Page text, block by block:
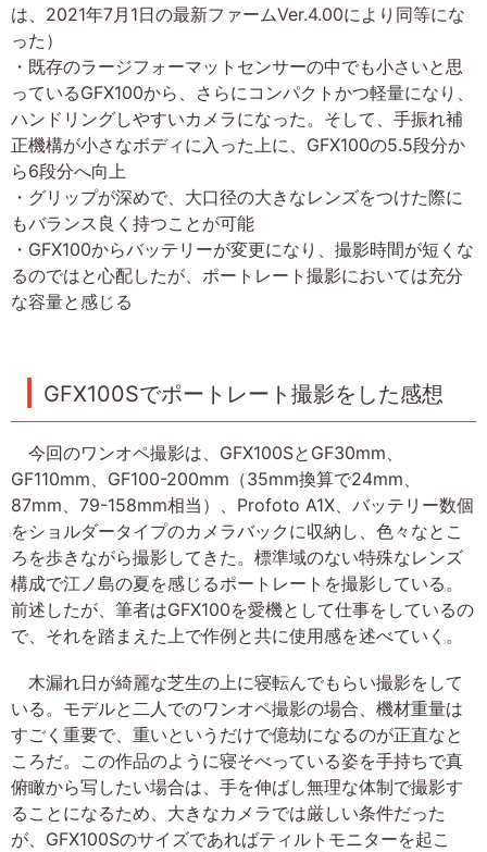
は、2021年7月1日の最新ファームVer.4.00により同等にな
った）
・既存のラージフォーマットセンサーの中でも小さいと思
っているGFX100から、さらにコンパクトかつ軽量になり、
ハンドリングしやすいカメラになった。そして、手振れ補
正機構が小さなボディに入った上に、GFX100の5.5段分か
ら6段分へ向上
・グリップが深めで、大口径の大きなレンズをつけた際に
もバランス良く持つことが可能
・GFX100からバッテリーが変更になり、撮影時間が短くな
るのではと心配したが、ポートレート撮影においては充分
な容量と感じる
GFX100Sでポートレート撮影をした感想
今回のワンオペ撮影は、GFX100SとGF30mm、
GF110mm、GF100-200mm（35mm換算で24mm、
87mm、79-158mm相当）、Profoto A1X、バッテリー数個
をショルダータイプのカメラバックに収納し、色々なとこ
ろを歩きながら撮影してきた。標準域のない特殊なレンズ
構成で江ノ島の夏を感じるポートレートを撮影している。
前述したが、筆者はGFX100を愛機として仕事をしているの
で、それを踏まえた上で作例と共に使用感を述べていく。
木漏れ日が綺麗な芝生の上に寝転んでもらい撮影をして
いる。モデルと二人でのワンオペ撮影の場合、機材重量は
すごく重要で、重いというだけで億劫になるのが正直なと
ころだ。この作品のように寝そべっている姿を手持ちで真
俯瞰から写したい場合は、手を伸ばし無理な体制で撮影す
ることになるため、大きなカメラでは厳しい条件だった
が、GFX100Sのサイズであればティルトモニターを起こ